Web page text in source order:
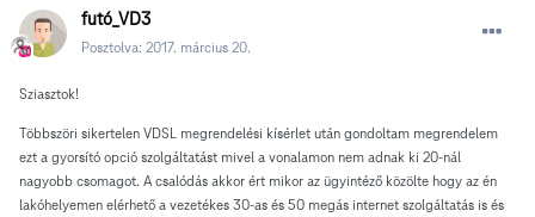
futó_VD3
Posztolva: 2017. március 20.
Sziasztok!
Többszöri sikertelen VDSL megrendelési kísérlet után gondoltam megrendelem
ezt a gyorsító opció szolgáltatást mivel a vonalamon nem adnak ki 20-nál
nagyobb csomagot. A csalódás akkor ért mikor az ügyintéző közölte hogy az én
lakóhelyemen elérhető a vezetékes 30-as és 50 megás internet szolgáltatás is és